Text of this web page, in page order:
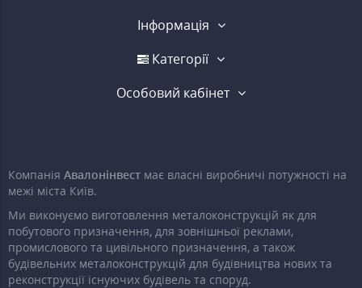
Інформація
Категорії
Особовий кабінет
Компанія Авалонінвест має власні виробничі потужності на
межі міста Київ.
Ми виконуємо виготовлення металоконструкцій як для
побутового призначення, для зовнішньої реклами,
промислового та цивільного призначення, а також
будівельних металоконструкцій для будівництва нових та
реконструкції існуючих будівель та споруд.